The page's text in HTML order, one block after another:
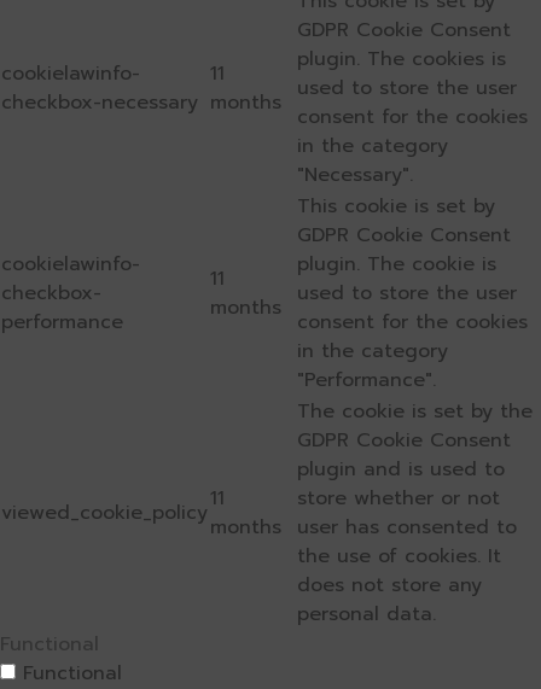
cookielawinfo-
checkbox-necessary
11
months
GDPR Cookie Consent
plugin. The cookies is
used to store the user
consent for the cookies
in the category
"Necessary".
cookielawinfo-
checkbox-
performance
11
months
This cookie is set by
GDPR Cookie Consent
plugin. The cookie is
used to store the user
consent for the cookies
in the category
"Performance".
viewed_cookie_policy11
months
The cookie is set by the
GDPR Cookie Consent
plugin and is used to
store whether or not
user has consented to
the use of cookies. It
does not store any
personal data.
Functional
Functional